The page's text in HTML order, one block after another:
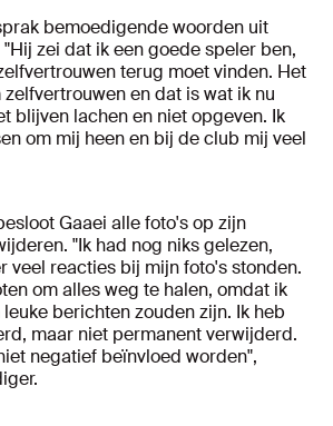
bemoedigende woorden uit
zei dat ik een goede speler ben,
terug moet vinden. Het
en dat is wat ik nu
blijven lachen en niet opgeven. Ik
om mij heen en bij de club mij veel
Gaaei alle foto's op zijn
"Ik had nog niks gelezen,
veel reacties bij mijn foto's stonden.
om alles weg te halen, omdat ik
berichten zouden zijn. Ik heb
maar niet permanent verwijderd.
negatief beïnvloed worden",